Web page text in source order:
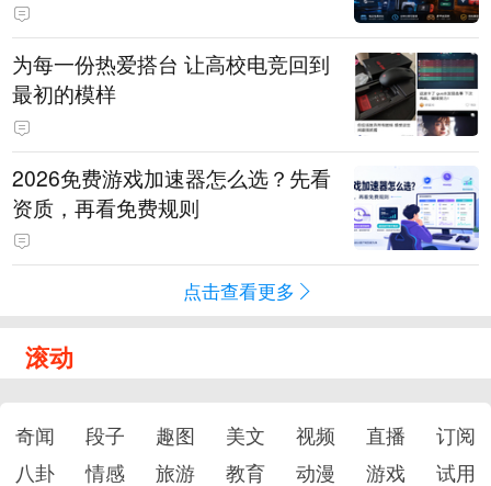
为每一份热爱搭台 让高校电竞回到
最初的模样
2026免费游戏加速器怎么选？先看
资质，再看免费规则
点击查看更多
滚动
奇闻 段子 趣图 美文 视频 直播
订阅
八卦
情感 旅游 教育 动漫 游戏 试用